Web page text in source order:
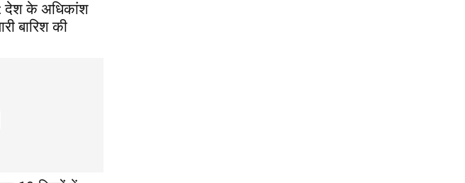
देश के अधिकांश
बारिश की